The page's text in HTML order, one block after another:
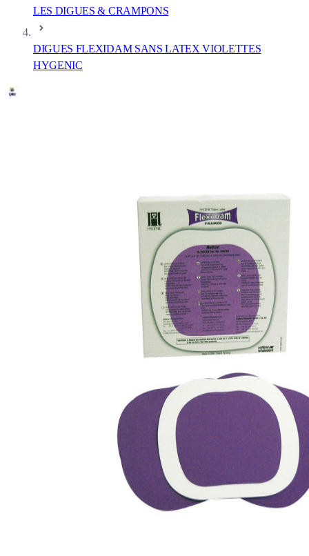
LES DIGUES & CRAMPONS
DIGUES FLEXIDAM SANS LATEX VIOLETTES
HYGENIC